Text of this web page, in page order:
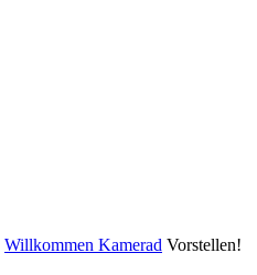
Willkommen Kamerad Vorstellen!